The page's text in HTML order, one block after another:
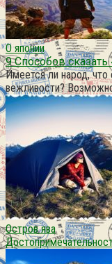
О японии
9 Способов
Имеется ли народ, что
вежливости?
Остров ява